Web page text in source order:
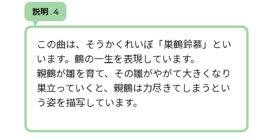
説明 . 4
この曲は、そうかくれいぼ「巣鶴鈴慕」とい
います。鶴の一生を表現しています。
親鶴が雛を育て、その雛がやがて大きくなり
巣立っていくと、親鶴は力尽きてしまうとい
う姿を描写しています。